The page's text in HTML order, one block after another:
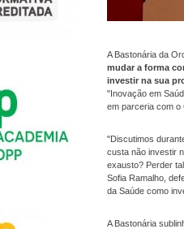
A Bastonária da
mudar a forma
investir na sua
"Inovação em
em parceria com o
"Discutimos
custa não investir
exausto? Perder
Sofia Ramalho,
da Saúde como
A Bastonária